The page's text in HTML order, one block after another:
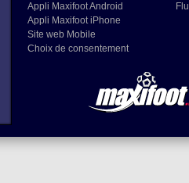
Appli Maxifoot Android
Appli Maxifoot iPhone
Site web Mobile
Choix de consentement